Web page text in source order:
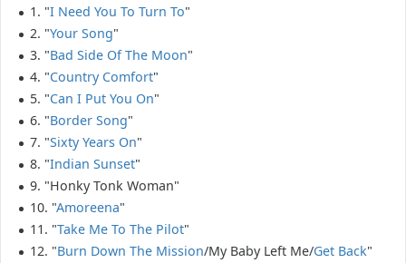
1. "I Need You To Turn To"
2. "Your Song"
3. "Bad Side Of The Moon"
4. "Country Comfort"
5. "Can I Put You On"
6. "Border Song"
7. "Sixty Years On"
8. "Indian Sunset"
9. "Honky Tonk Woman"
10. "Amoreena"
11. "Take Me To The Pilot"
12. "Burn Down The Mission/My Baby Left Me/Get Back"